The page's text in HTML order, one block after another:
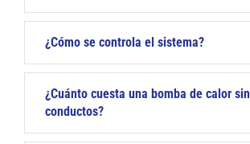
¿Cómo se controla el sistema?
¿Cuánto cuesta una bomba de calor sin
conductos?